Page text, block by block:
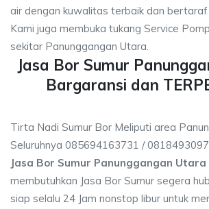
air dengan kuwalitas terbaik dan
Kami juga membuka tukang Service
sekitar Panunggangan Utara.
Jasa Bor Sumur
Bargaransi dan
Tirta Nadi Sumur Bor Meliputi area
Seluruhnya 085694163731 /
Jasa Bor Sumur Panunggangan Utara
membutuhkan Jasa Bor Sumur segera
siap selalu 24 Jam nonstop libur untuk